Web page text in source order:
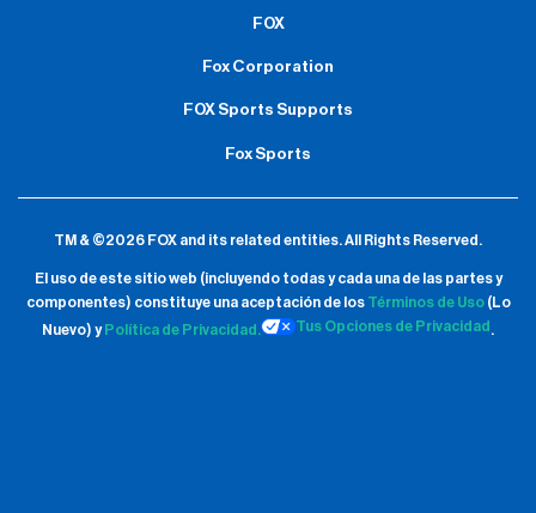
FOX
Fox Corporation
FOX Sports Supports
Fox Sports
TM & ©2026 FOX and its related entities.All Rights Reserved.
El uso de este sitio web (incluyendo todas y cada una de las partes y
componentes) constituye una aceptación de los Términos de Uso(Lo
Nuevo) y Política de Privacidad. Tus Opciones de Privacidad .